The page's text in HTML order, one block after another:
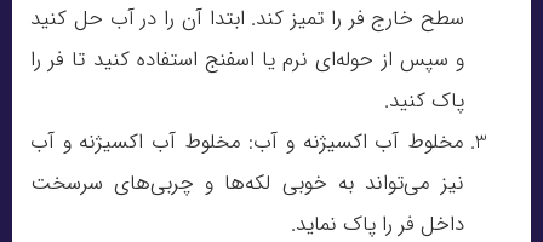
سطح خارج فر را تمیز کند. ابتدا آن را در آب حل کنید
و سپس از حوله‌ای نرم یا اسفنج استفاده کنید تا فر را
پاک کنید.
مخلوط آب اکسیژنه و آب: مخلوط آب اکسیژنه و آب
نیز می‌تواند به خوبی لکه‌ها و چربی‌های سرسخت
داخل فر را پاک نماید.